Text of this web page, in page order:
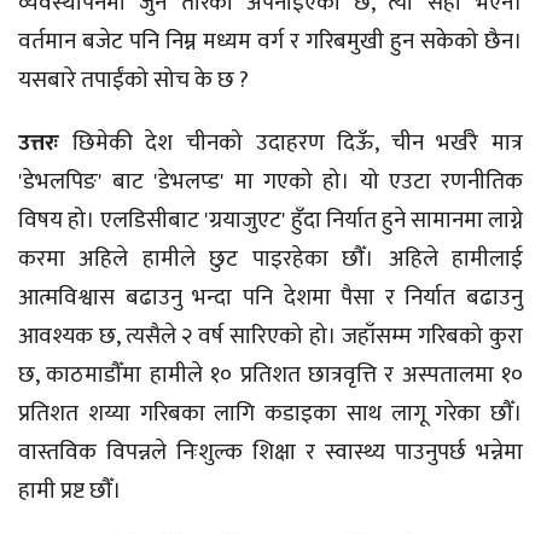
वर्तमान बजेट पनि निम्न मध्यम वर्ग र गरिबमुखी हुन सकेको छैन।
यसबारे तपाईंको सोच के छ ?
उत्तरः छिमेकी देश चीनको उदाहरण दिऊँ, चीन भर्खरै मात्र
'डेभलपिङ' बाट 'डेभलप्ड' मा गएको हो। यो एउटा रणनीतिक
विषय हो। एलडिसीबाट 'ग्रयाजुएट' हुँदा निर्यात हुने सामानमा लाग्ने
करमा अहिले हामीले छुट पाइरहेका छौँ। अहिले हामीलाई
आत्मविश्वास बढाउनु भन्दा पनि देशमा पैसा र निर्यात बढाउनु
आवश्यक छ, त्यसैले २ वर्ष सारिएको हो। जहाँसम्म गरिबको कुरा
छ, काठमाडौँमा हामीले १० प्रतिशत छात्रवृत्ति र अस्पतालमा १०
प्रतिशत शय्या गरिबका लागि कडाइका साथ लागू गरेका छौँ।
वास्तविक विपन्नले निःशुल्क शिक्षा र स्वास्थ्य पाउनुपर्छ भन्नेमा
हामी प्रष्ट छौँ।